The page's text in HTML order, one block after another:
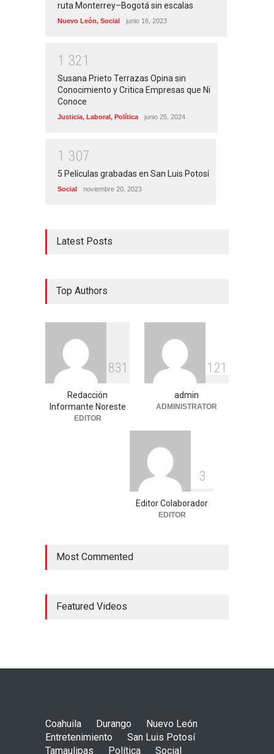
ruta Monterrey–Bogotá sin escalas
Nuevo León, Social junio 16, 2023
1 321
Susana Prieto Terrazas Opina sin
Conocimiento y Critica Empresas que Ni
Conoce
Justicia, Laboral, Política junio 25, 2024
1 307
5 Películas grabadas en San Luis Potosí
Social noviembre 20, 2023
Latest Posts
Top Authors
831
Redacción
Informante Noreste
EDITOR
1 21
admin
ADMINISTRATOR
3
Editor Colaborador
EDITOR
Most Commented
Featured Videos
Coahuila Durango
Nuevo León
Entretenimiento
San Luis Potosí
Tamaulipas
Política Social